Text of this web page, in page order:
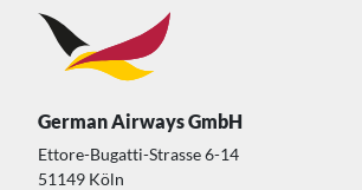
German Airways GmbH
Ettore-Bugatti-Strasse 6-14
51149 Köln